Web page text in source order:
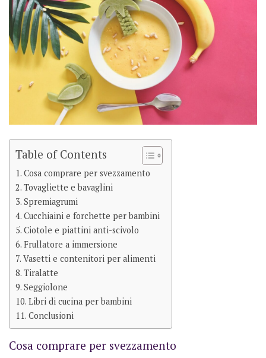
Table of Contents
Cosa comprare per svezzamento
Tovagliette e bavaglini
Spremiagrumi
Cucchiaini e forchette per bambini
Ciotole e piattini anti-scivolo
Frullatore a immersione
Vasetti e contenitori per alimenti
Tiralatte
Seggiolone
Libri di cucina per bambini
Conclusioni
Cosa comprare per svezzamento